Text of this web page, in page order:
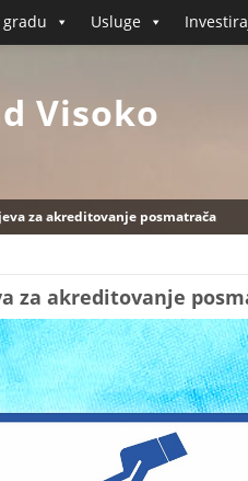
Usluge
Visoko
za akreditovanje posmatrača
za akreditovanje